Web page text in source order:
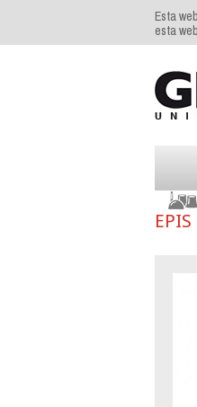
Esta
esta
EPIS